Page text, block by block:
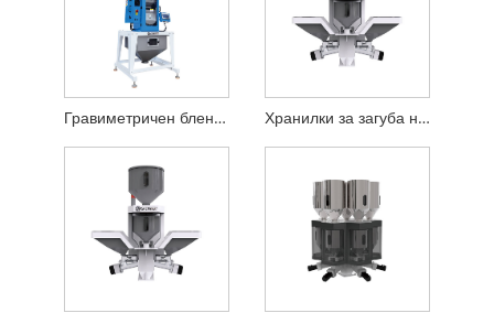
Гравиметричен блендер Хранилки за загуба на тегло